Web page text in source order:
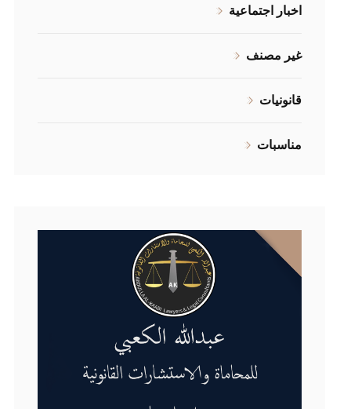
اخبار اجتماعية
غير مصنف
قانونيات
مناسبات